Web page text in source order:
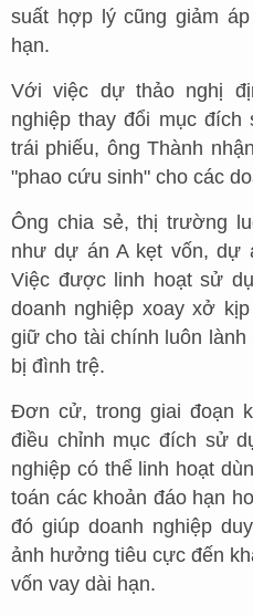
suất hợp lý cũng giảm
hạn.
Với việc dự thảo nghị
nghiệp thay đổi mục
trái phiếu, ông Thành
"phao cứu sinh" cho các
Ông chia sẻ, thị trường
như dự án A kẹt vốn, dự
Việc được linh hoạt sử
doanh nghiệp xoay xở
giữ cho tài chính luôn
bị đình trệ.
Đơn cử, trong giai đoạn
điều chỉnh mục đích sử
nghiệp có thể linh hoạt
toán các khoản đáo hạn
đó giúp doanh nghiệp
ảnh hưởng tiêu cực đến
vốn vay dài hạn.